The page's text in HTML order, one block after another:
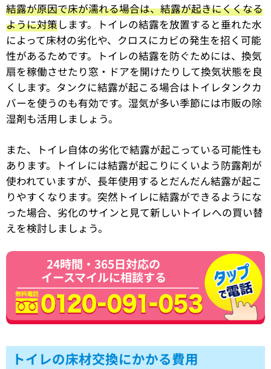
結露が原因で床が濡れる場合は、結露が起きにくくなる
ように対策します。トイレの結露を放置すると垂れた水
によって床材の劣化や、クロスにカビの発生を招く可能
性があるためです。トイレの結露を防ぐためには、換気
扇を稼働させたり窓・ドアを開けたりして換気状態を良
くします。タンクに結露が起こる場合はトイレタンクカ
バーを使うのも有効です。湿気が多い季節には市販の除
湿剤も活用しましょう。
また、トイレ自体の劣化で結露が起こっている可能性も
あります。トイレには結露が起こりにくいよう防露剤が
使われていますが、長年使用するとだんだん結露が起こ
りやすくなります。突然トイレに結露ができるようにな
った場合、劣化のサインと見て新しいトイレへの買い替
えを検討しましょう。
24時間・365日対応の
イースマイルに相談する
トイレの床材交換にかかる費用